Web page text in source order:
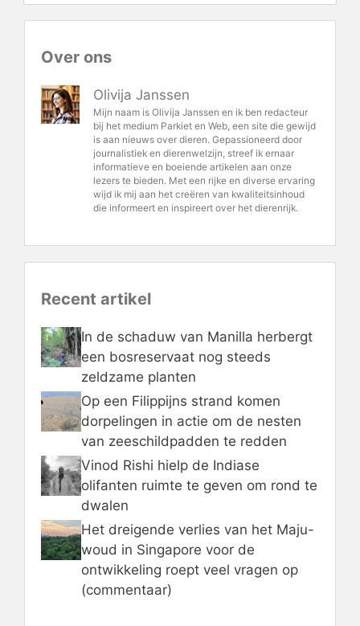
Over ons
Olivija Janssen
Mijn naam is Olivija Janssen en ik ben redacteur
bij het medium Parkiet en Web, een site die gewijd
is aan nieuws over dieren. Gepassioneerd door
journalistiek en dierenwelzijn, streef ik ernaar
informatieve en boeiende artikelen aan onze
lezers te bieden. Met een rijke en diverse ervaring
wijd ik mij aan het creëren van kwaliteitsinhoud
die informeert en inspireert over het dierenrijk.
Recent artikel
In de schaduw van Manilla herbergt
een bosreservaat nog steeds
zeldzame planten
Op een Filippijns strand komen
dorpelingen in actie om de nesten
van zeeschildpadden te redden
Vinod Rishi hielp de Indiase
olifanten ruimte te geven om rond te
dwalen
Het dreigende verlies van het Maju-
woud in Singapore voor de
ontwikkeling roept veel vragen op
(commentaar)